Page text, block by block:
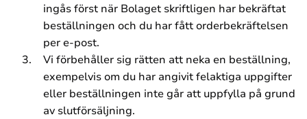
ingås först när Bolaget skriftligen har bekräftat
beställningen och du har fått orderbekräftelsen
per e-post.
Vi förbehåller sig rätten att neka en beställning,
exempelvis om du har angivit felaktiga uppgifter
eller beställningen inte går att uppfylla på grund
av slutförsäljning.